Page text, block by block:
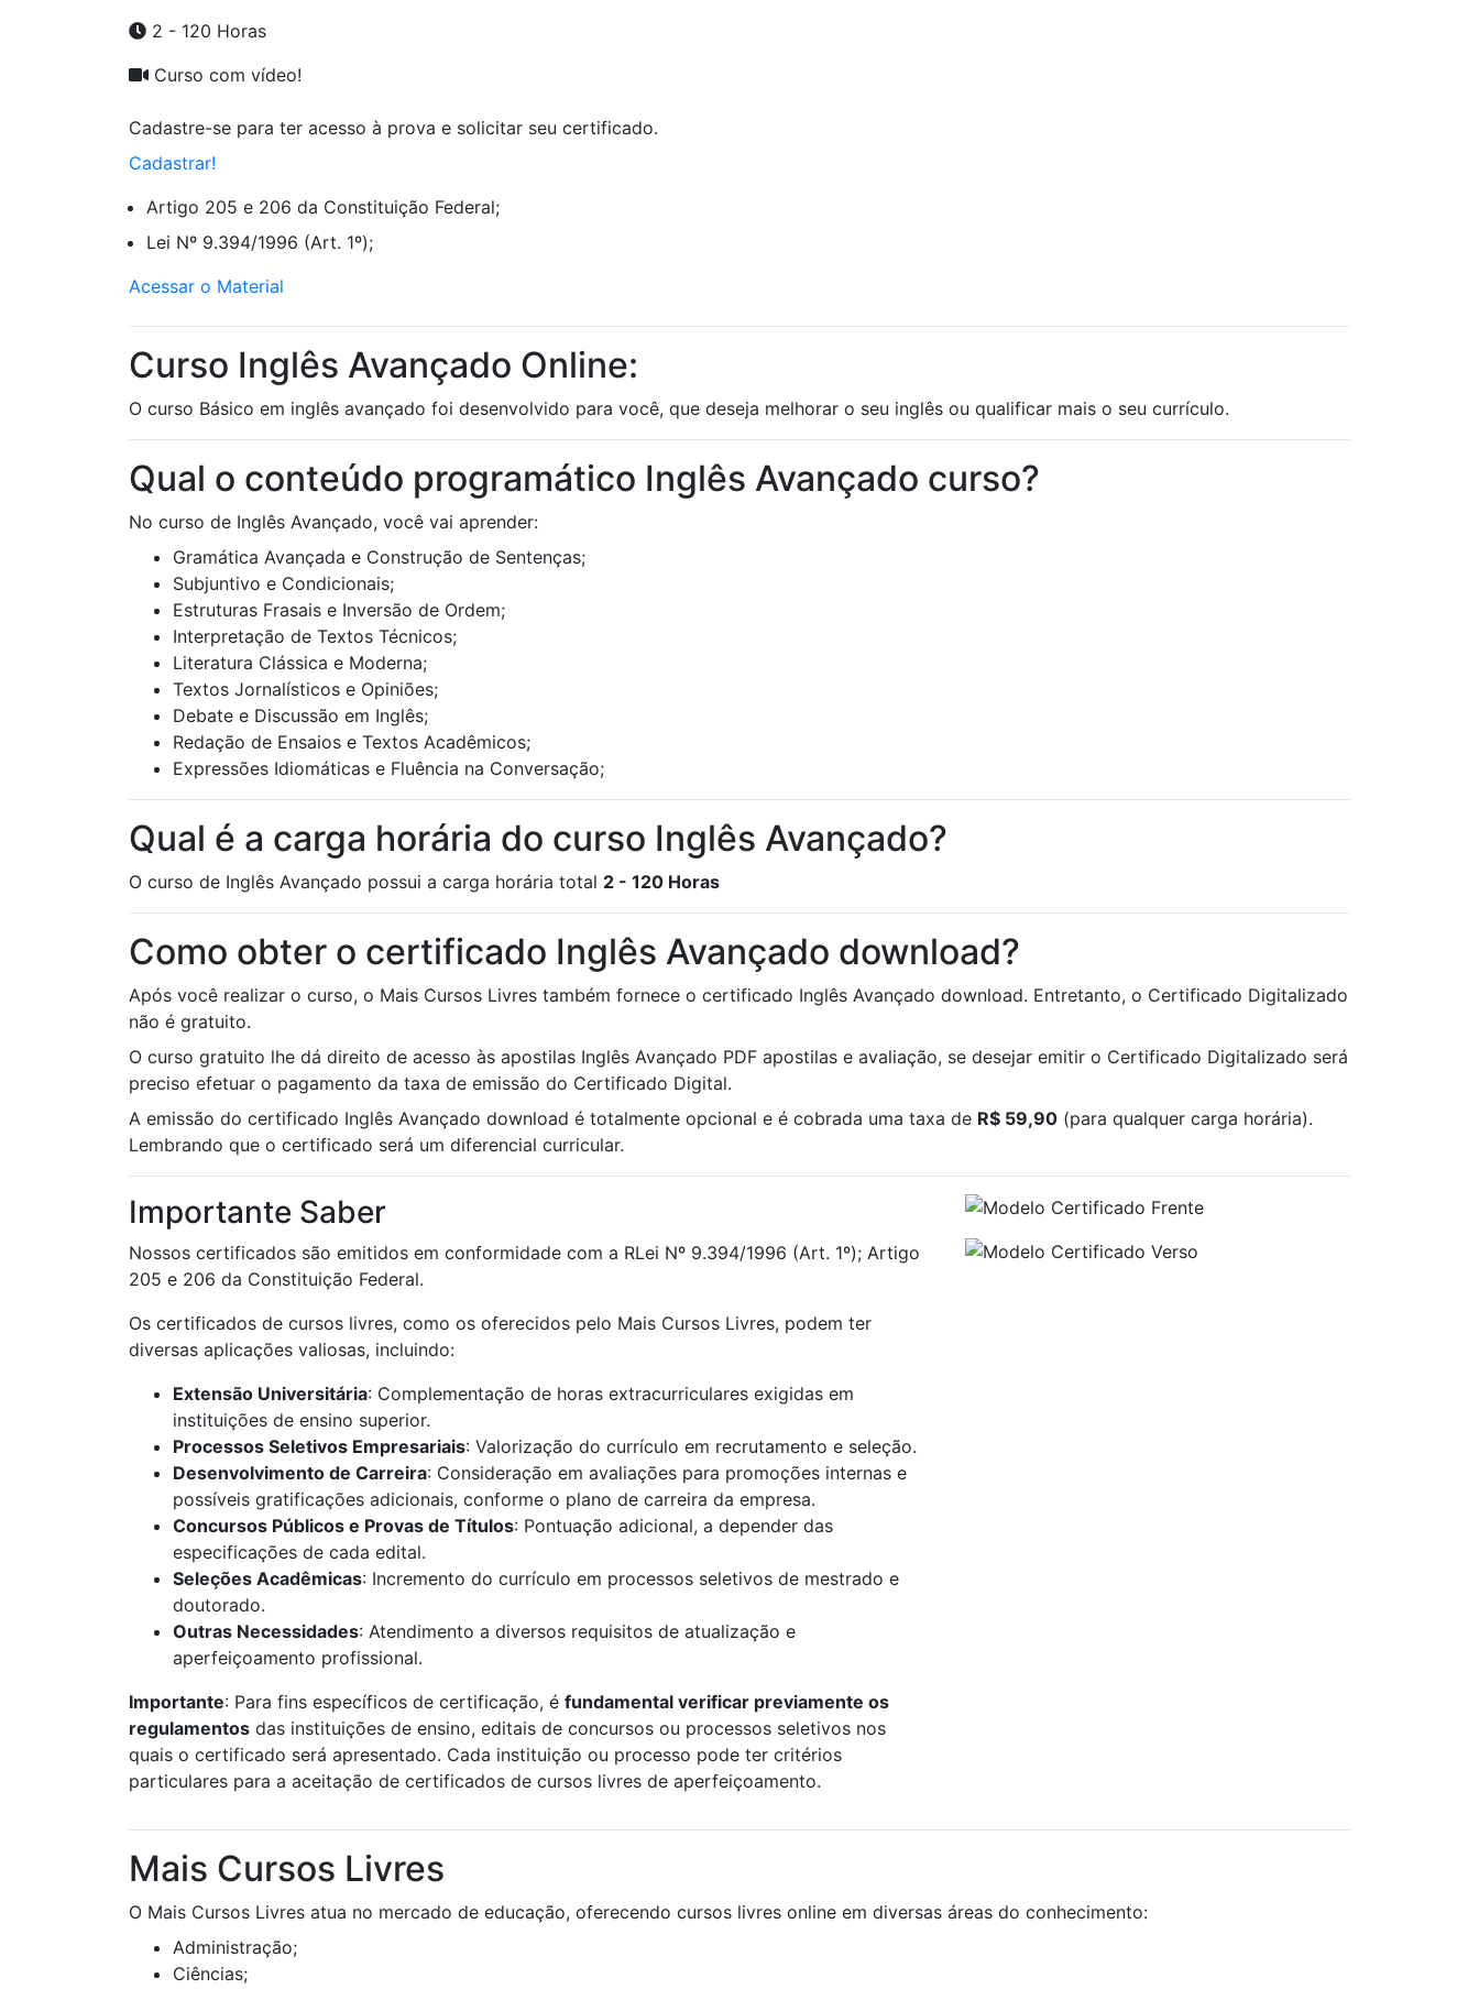
2 - 120 Horas
Curso com vídeo!
Cadastre-se para ter acesso à prova e solicitar seu certificado.
Cadastrar!
Artigo 205 e 206 da Constituição Federal;
Lei Nº 9.394/1996 (Art. 1º);
Acessar o Material
Curso Inglês Avançado Online:
O curso Básico em inglês avançado foi desenvolvido para você, que deseja melhorar o seu inglês ou qualificar mais o seu currículo.
Qual o conteúdo programático Inglês Avançado curso?
No curso de Inglês Avançado, você vai aprender:
Gramática Avançada e Construção de Sentenças;
Subjuntivo e Condicionais;
Estruturas Frasais e Inversão de Ordem;
Interpretação de Textos Técnicos;
Literatura Clássica e Moderna;
Textos Jornalísticos e Opiniões;
Debate e Discussão em Inglês;
Redação de Ensaios e Textos Acadêmicos;
Expressões Idiomáticas e Fluência na Conversação;
Qual é a carga horária do curso Inglês Avançado?
O curso de Inglês Avançado possui a carga horária total 2 - 120 Horas
Como obter o certificado Inglês Avançado download?
Após você realizar o curso, o Mais Cursos Livres também fornece o certificado Inglês Avançado download. Entretanto, o Certificado Digitalizado
não é gratuito.
O curso gratuito lhe dá direito de acesso às apostilas Inglês Avançado PDF apostilas e avaliação, se desejar emitir o Certificado Digitalizado será
preciso efetuar o pagamento da taxa de emissão do Certificado Digital.
A emissão do certificado Inglês Avançado download é totalmente opcional e é cobrada uma taxa de R$ 59,90 (para qualquer carga horária).
Lembrando que o certificado será um diferencial curricular.
Importante Saber
Nossos certificados são emitidos em conformidade com a RLei Nº 9.394/1996 (Art. 1º); Artigo
205 e 206 da Constituição Federal.
Os certificados de cursos livres, como os oferecidos pelo Mais Cursos Livres, podem ter
diversas aplicações valiosas, incluindo:
Extensão Universitária: Complementação de horas extracurriculares exigidas em
instituições de ensino superior.
Processos Seletivos Empresariais: Valorização do currículo em recrutamento e seleção.
Desenvolvimento de Carreira: Consideração em avaliações para promoções internas e
possíveis gratificações adicionais, conforme o plano de carreira da empresa.
Concursos Públicos e Provas de Títulos: Pontuação adicional, a depender das
especificações de cada edital.
Seleções Acadêmicas: Incremento do currículo em processos seletivos de mestrado e
doutorado.
Outras Necessidades: Atendimento a diversos requisitos de atualização e
aperfeiçoamento profissional.
Importante: Para fins específicos de certificação, é fundamental verificar previamente os
regulamentos das instituições de ensino, editais de concursos ou processos seletivos nos
quais o certificado será apresentado. Cada instituição ou processo pode ter critérios
particulares para a aceitação de certificados de cursos livres de aperfeiçoamento.
Mais Cursos Livres
O Mais Cursos Livres atua no mercado de educação, oferecendo cursos livres online em diversas áreas do conhecimento:
Administração;
Ciências;